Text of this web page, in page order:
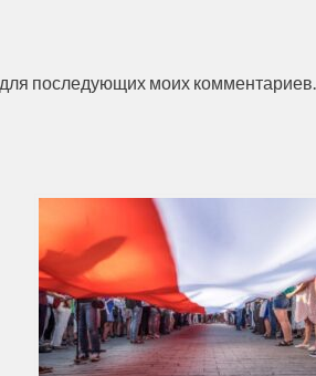
последующих моих комментариев.